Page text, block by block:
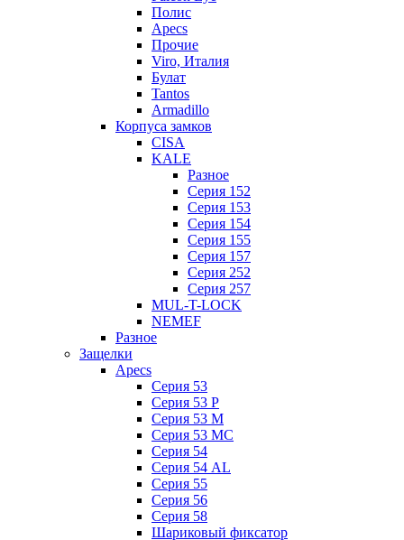
Полис
Apecs
Прочие
Viro, Италия
Булат
Tantos
Armadillo
Корпуса замков
CISA
KALE
Разное
Серия 152
Серия 153
Серия 154
Серия 155
Серия 157
Серия 252
Серия 257
MUL-T-LOCK
NEMEF
Разное
Защелки
Apecs
Серия 53
Серия 53 P
Серия 53 М
Серия 53 МC
Серия 54
Серия 54 AL
Серия 55
Серия 56
Серия 58
Шариковый фиксатор